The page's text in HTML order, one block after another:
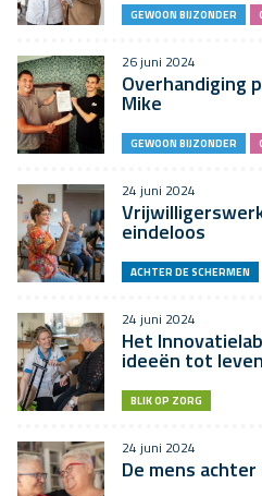
GEWOON BIJZONDER
26 juni 2024
Overhandiging
Mike
GEWOON BIJZONDER
24 juni 2024
eindeloos
ACHTER DE SCHERMEN
24 juni 2024
Het
ideeën tot leven
BLIK OP ZORG
24 juni 2024
De mens